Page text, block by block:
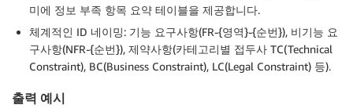
미에 정보 부족 항목 요약 테이블을 제공합니다.
체계적인 ID 네이밍: 기능 요구사항(FR-{영역}-{순번}), 비기능 요
구사항(NFR-{순번}), 제약사항(카테고리별 접두사 TC(Technical
Constraint), BC(Business Constraint), LC(Legal Constraint) 등).
출력 예시